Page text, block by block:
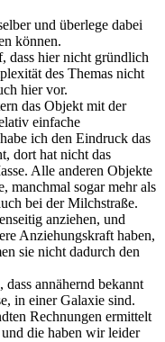
und überlege dabei
können.
dass hier nicht gründlich
des Themas nicht
hier vor.
das Objekt mit der
einfache
ich den Eindruck das
dort hat nicht das
Alle anderen Objekte
manchmal sogar mehr als
bei der Milchstraße.
anziehen, und
Anziehungskraft haben,
sie nicht dadurch den
dass annähernd bekannt
in einer Galaxie sind.
Rechnungen ermittelt
die haben wir leider